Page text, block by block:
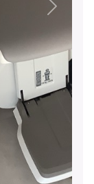
Suivant